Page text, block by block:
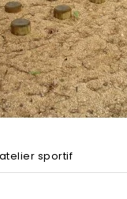
sportif